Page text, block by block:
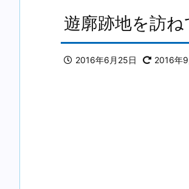
遊廓跡地を訪
2016年6月25日 2016年